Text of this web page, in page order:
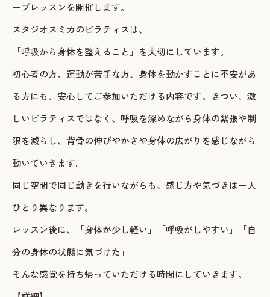
ープレッスンを開催します。
スタジオスミカのピラティスは、
「呼吸から身体を整えること」を大切にしています。
初心者の方、運動が苦手な方、身体を動かすことに不安があ
る方にも、安心してご参加いただける内容です。きつい、激
しいピラティスではなく、呼吸を深めながら身体の緊張や制
限を減らし、背骨の伸びやかさや身体の広がりを感じながら
動いていきます。
同じ空間で同じ動きを行いながらも、感じ方や気づきは一人
ひとり異なります。
レッスン後に、「身体が少し軽い」「呼吸がしやすい」「自
分の身体の状態に気づけた」
そんな感覚を持ち帰っていただける時間にしていきます。